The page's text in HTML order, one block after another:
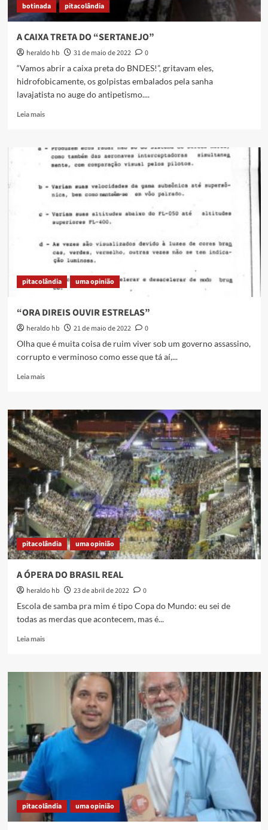
botinada pitacolândia
A CAIXA TRETA DO “SERTANEJO”
heraldo hb 31 de maio de 2022
0
“Vamos abrir a caixa preta do BNDES!”, gritavam eles,
hidrofobicamente, os golpistas embalados pela sanha
lavajatista no auge do antipetismo....
Leia maisRead
A
CAIXA
TRETA
“SERTANEJO”
pitacolândia uma opinião
“ORA DIREIS OUVIR ESTRELAS”
heraldo hb 21 de maio de 2022
0
Olha que é muita coisa de ruim viver sob um governo assassino,
corrupto e verminoso como esse que tá aí,...
Leia maisRead
“ORA
DIREIS
OUVIR
ESTRELAS”
pitacolândia uma opinião
A ÓPERA DO BRASIL REAL
heraldo hb 23 de abril de 2022
0
Escola de samba pra mim é tipo Copa do Mundo: eu sei de
todas as merdas que acontecem, mas é...
Leia maisRead
A
pitacolândia uma opinião